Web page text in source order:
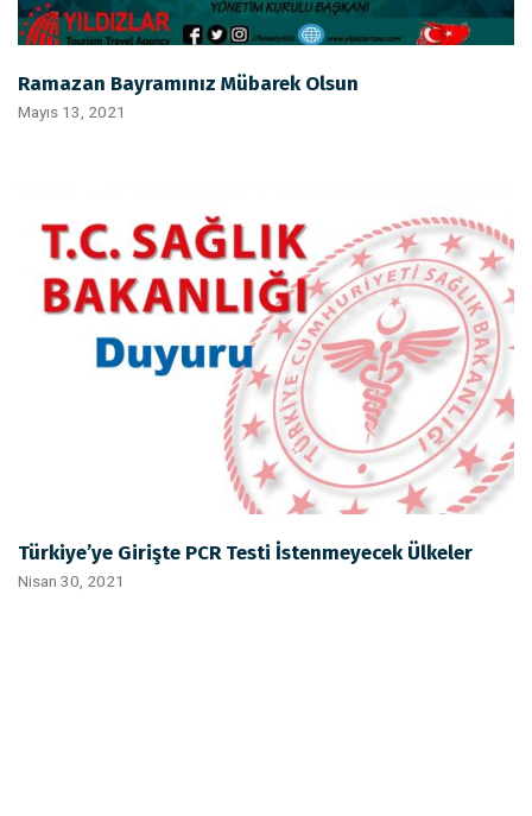
Ramazan Bayramınız Mübarek Olsun
Mayıs 13, 2021
Türkiye’ye Girişte PCR Testi İstenmeyecek Ülkeler
Nisan 30, 2021